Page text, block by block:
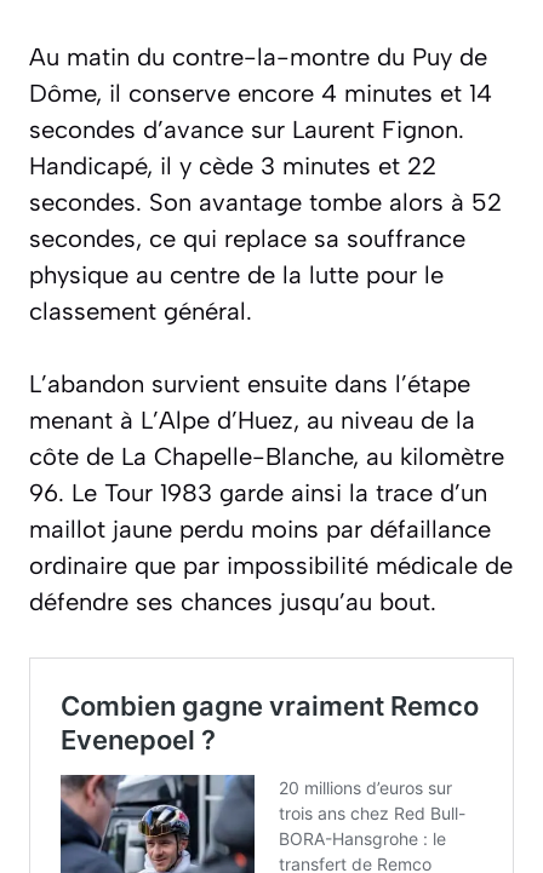
Au matin du contre-la-montre du Puy de
Dôme, il conserve encore 4 minutes et 14
secondes d’avance sur Laurent Fignon.
Handicapé, il y cède 3 minutes et 22
secondes. Son avantage tombe alors à 52
secondes, ce qui replace sa souffrance
physique au centre de la lutte pour le
classement général.
L’abandon survient ensuite dans l’étape
menant à L’Alpe d’Huez, au niveau de la
côte de La Chapelle-Blanche, au kilomètre
96. Le Tour 1983 garde ainsi la trace d’un
maillot jaune perdu moins par défaillance
ordinaire que par impossibilité médicale de
défendre ses chances jusqu’au bout.